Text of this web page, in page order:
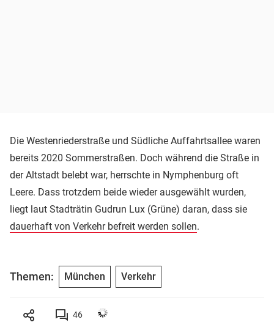
Die Westenriederstraße und Südliche Auffahrtsallee waren
bereits 2020 Sommerstraßen. Doch während die Straße in
der Altstadt belebt war, herrschte in Nymphenburg oft
Leere. Dass trotzdem beide wieder ausgewählt wurden,
liegt laut Stadträtin Gudrun Lux (Grüne) daran, dass sie
dauerhaft von Verkehr befreit werden sollen.
Themen: München Verkehr
46